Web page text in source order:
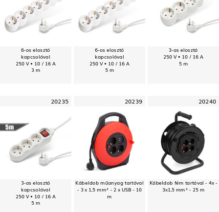
6-os elosztó
kapcsolóval
250 V • 10 / 16 A
3 m
6-os elosztó
kapcsolóval
250 V • 10 / 16 A
5 m
3-as elosztó
250 V • 10 / 16 A
5 m
20235
3-as elosztó
kapcsolóval
250 V • 10 / 16 A
5 m
20239
Kábeldob műanyag tartóval
- 3 x 1,5 mm² - 2 x USB - 10
m
20240
Kábeldob fém tartóval - 4x -
3x1,5 mm² - 25 m